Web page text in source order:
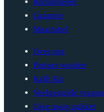
Retourneren
Garantie
Maattabel
Over ons
Partner worden
Kalli Kit
Veelgestelde vragen
Give away pakket